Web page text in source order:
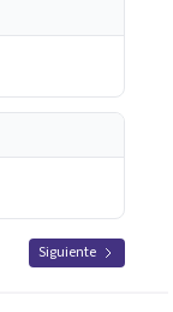
Siguiente